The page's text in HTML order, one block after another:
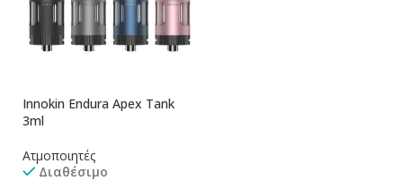
Innokin Endura Apex Tank
3ml
Ατμοποιητές
Διαθέσιμο